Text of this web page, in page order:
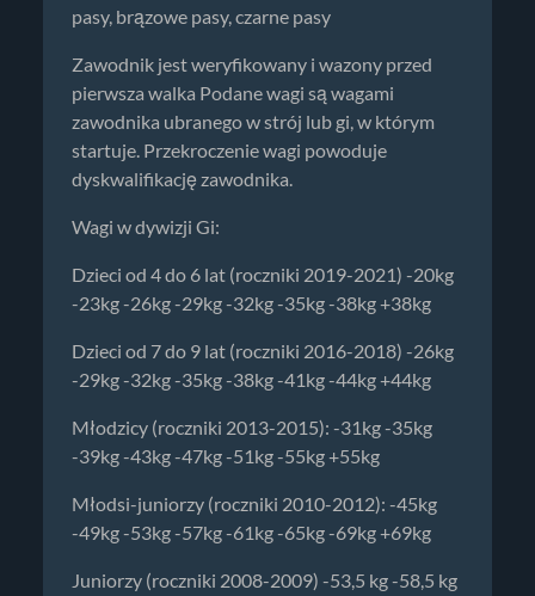
pasy, brązowe pasy, czarne pasy
Zawodnik jest weryfikowany i wazony przed
pierwsza walka Podane wagi są wagami
zawodnika ubranego w strój lub gi, w którym
startuje. Przekroczenie wagi powoduje
dyskwalifikację zawodnika.
Wagi w dywizji Gi:
Dzieci od 4 do 6 lat (roczniki 2019-2021) -20kg
-23kg -26kg -29kg -32kg -35kg -38kg +38kg
Dzieci od 7 do 9 lat (roczniki 2016-2018) -26kg
-29kg -32kg -35kg -38kg -41kg -44kg +44kg
Młodzicy (roczniki 2013-2015): -31kg -35kg
-39kg -43kg -47kg -51kg -55kg +55kg
Młodsi-juniorzy (roczniki 2010-2012): -45kg
-49kg -53kg -57kg -61kg -65kg -69kg +69kg
Juniorzy (roczniki 2008-2009) -53,5 kg -58,5 kg